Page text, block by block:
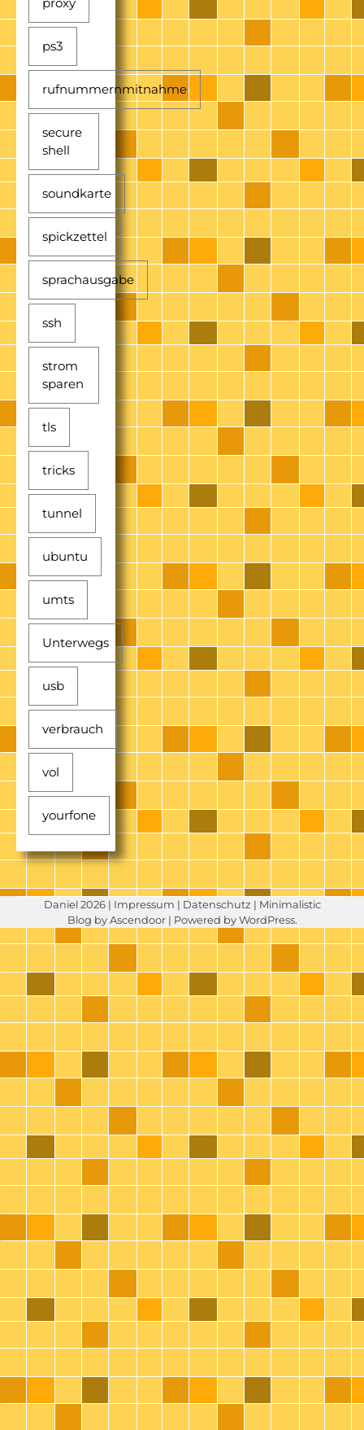
ps3
rufnummernmitnahme
secure
shell
soundkarte
spickzettel
sprachausgabe
ssh
strom
sparen
tls
tricks
tunnel
ubuntu
umts
Unterwegs
usb
verbrauch
vol
yourfone
Daniel 2026 | Impressum | Datenschutz | Minimalistic
Blog byAscendoor| Powered byWordPress.